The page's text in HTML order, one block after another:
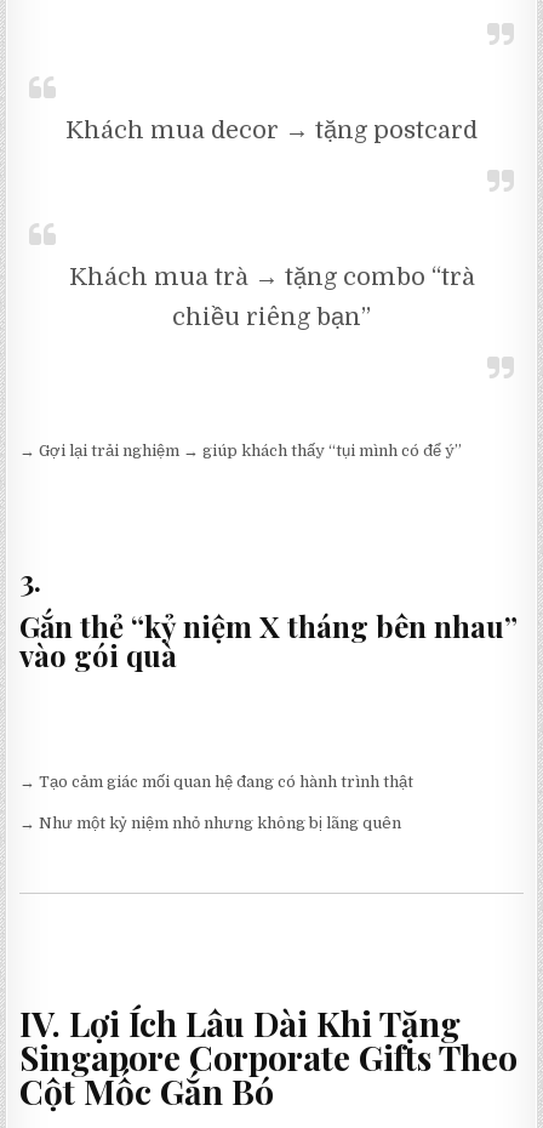
Khách mua decor → tặng postcard
Khách mua trà → tặng combo “trà
chiều riêng bạn”
→ Gợi lại trải nghiệm → giúp khách thấy “tụi mình có để ý”
3.
Gắn thẻ “kỷ niệm X tháng bên nhau”
vào gói quà
→ Tạo cảm giác mối quan hệ đang có hành trình thật
→ Như một kỷ niệm nhỏ nhưng không bị lãng quên
IV. Lợi Ích Lâu Dài Khi Tặng
Singapore Corporate Gifts Theo
Cột Mốc Gắn Bó